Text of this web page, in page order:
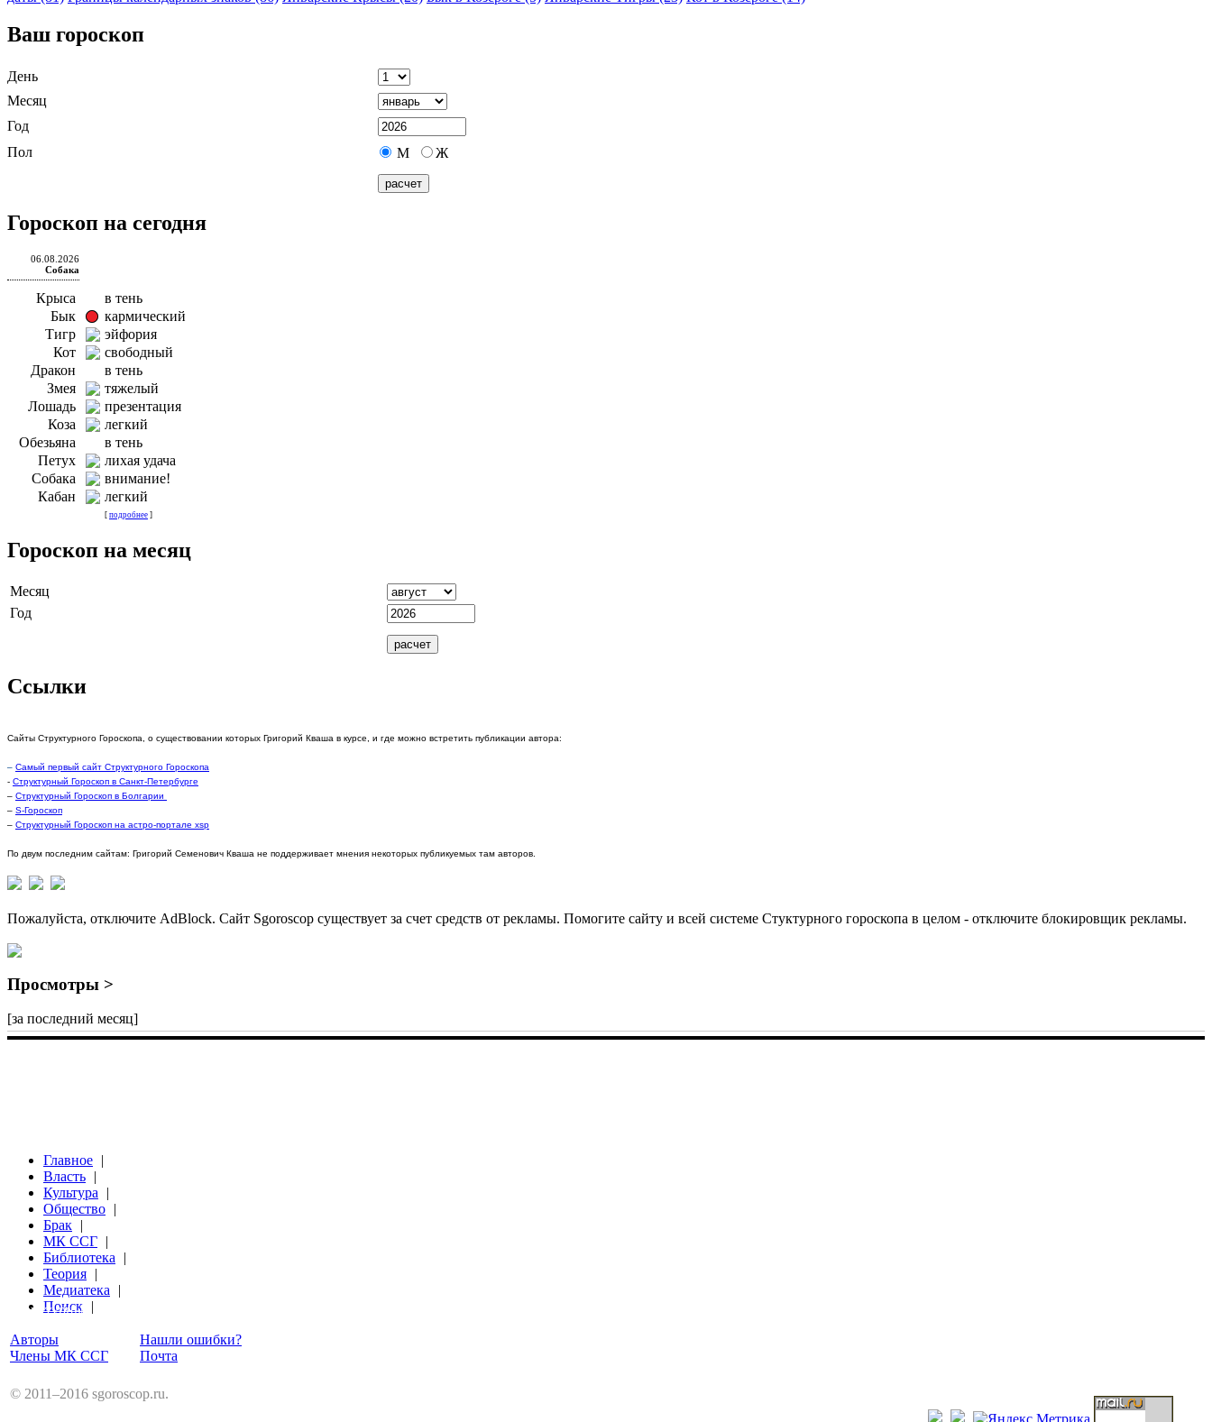
Ваш гороскоп
День
Месяц
Год
Пол
М Ж
Гороскоп на сегодня
06.08.2026
Собака
Крыса
в тень
Бык
кармический
Тигр
эйфория
Кот
свободный
Дракон
в тень
Змея
тяжелый
Лошадь
презентация
Коза
легкий
Обезьяна
в тень
Петух
лихая удача
Собака
внимание!
Кабан
легкий
[ подробнее ]
Гороскоп на месяц
Месяц
Год
Ссылки
Сайты Структурного Гороскопа, о существовании которых Григорий Кваша в курсе, и где можно встретить публикации автора:
– Самый первый сайт Структурного Гороскопа
- Структурный Гороскоп в Санкт-Петербурге
– Структурный Гороскоп в Болгарии
– S-Гороскоп
– Структурный Гороскоп на астро-портале xsp
По двум последним сайтам: Григорий Семенович Кваша не поддерживает мнения некоторых публикуемых там авторов.
Пожалуйста, отключите AdBlock. Сайт Sgoroscop существует за счет средств от рекламы. Помогите сайту и всей системе Стуктурного гороскопа в целом - отключите блокировщик рекламы.
Просмотры >
[за последний месяц]
Главное |
Власть |
Культура
|
Общество |
Брак |
МК ССГ |
Библиотека
|
Теория |
Медиатека
|
Поиск |
Структурный Гороскоп
Авторы
Члены МК ССГ
Нашли ошибки?
Почта
© 2011–2016 sgoroscop.ru.